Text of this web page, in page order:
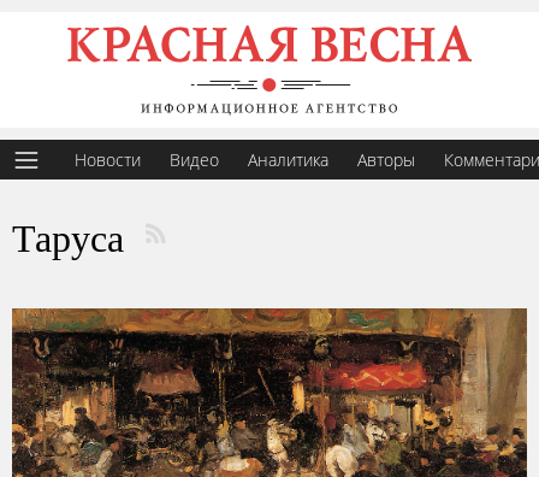
Новости Видео Аналитика Авторы
Таруса